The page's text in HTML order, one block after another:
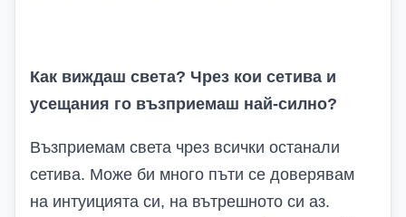
Как виждаш света? Чрез кои сетива и
усещания го възприемаш най-силно?
Възприемам света чрез всички останали
сетива. Може би много пъти се доверявам
на интуицията си, на вътрешното си аз.